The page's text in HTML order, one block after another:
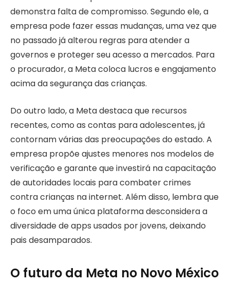
demonstra falta de compromisso. Segundo ele, a
empresa pode fazer essas mudanças, uma vez que
no passado já alterou regras para atender a
governos e proteger seu acesso a mercados. Para
o procurador, a Meta coloca lucros e engajamento
acima da segurança das crianças.
Do outro lado, a Meta destaca que recursos
recentes, como as contas para adolescentes, já
contornam várias das preocupações do estado. A
empresa propõe ajustes menores nos modelos de
verificação e garante que investirá na capacitação
de autoridades locais para combater crimes
contra crianças na internet. Além disso, lembra que
o foco em uma única plataforma desconsidera a
diversidade de apps usados por jovens, deixando
pais desamparados.
O futuro da Meta no Novo México